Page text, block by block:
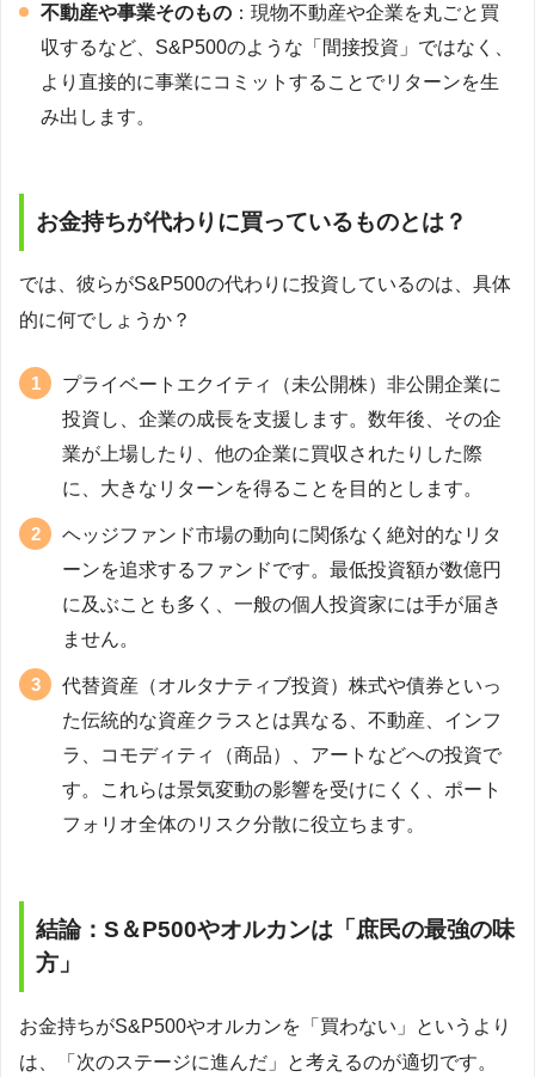
不動産や事業そのもの ：現物不動産や企業を丸ごと買
収するなど、S&P500のような「間接投資」ではなく、
より直接的に事業にコミットすることでリターンを生
み出します。
お金持ちが代わりに買っているものとは？
では、彼らがS&P500の代わりに投資しているのは、具体
的に何でしょうか？
プライベートエクイティ（未公開株）非公開企業に
投資し、企業の成長を支援します。数年後、その企
業が上場したり、他の企業に買収されたりした際
に、大きなリターンを得ることを目的とします。
ヘッジファンド市場の動向に関係なく絶対的なリタ
ーンを追求するファンドです。最低投資額が数億円
に及ぶことも多く、一般の個人投資家には手が届き
ません。
代替資産（オルタナティブ投資）株式や債券といっ
た伝統的な資産クラスとは異なる、不動産、インフ
ラ、コモディティ（商品）、アートなどへの投資で
す。これらは景気変動の影響を受けにくく、ポート
フォリオ全体のリスク分散に役立ちます。
結論：S＆P500やオルカンは「庶民の最強の味
方」
お金持ちがS&P500やオルカンを「買わない」というより
は、「次のステージに進んだ」と考えるのが適切です。